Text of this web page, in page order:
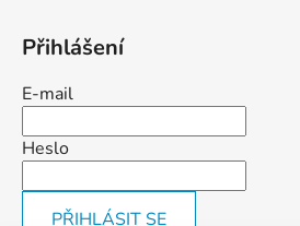
Přihlášení
E-mail
Heslo
PŘIHLÁSIT SE